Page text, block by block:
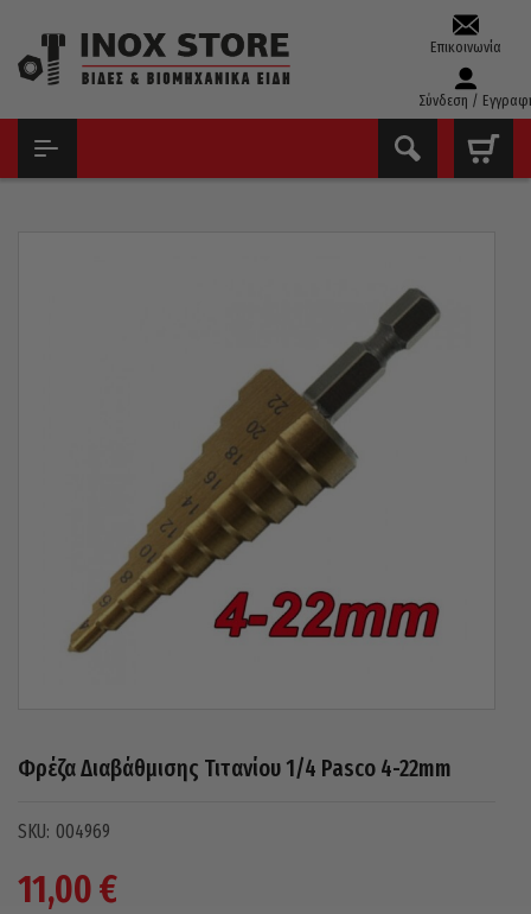
Επικοινωνία
Σύνδεση /
Φρέζα Διαβάθμισης Τιτανίου 1/4 Pasco 4-22mm
004969
11,00€